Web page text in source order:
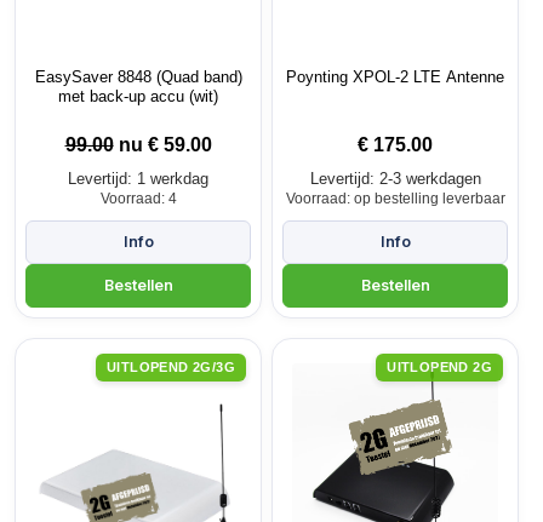
EasySaver 8848 (Quad band)
met back-up accu (wit)
99.00nu € 59.00
Levertijd: 1 werkdag
Voorraad: 4
Poynting XPOL-2 LTE Antenne
€ 175.00
Levertijd: 2-3 werkdagen
Voorraad: op bestelling leverbaar
UITLOPEND 2G/3G UITLOPEND 2G